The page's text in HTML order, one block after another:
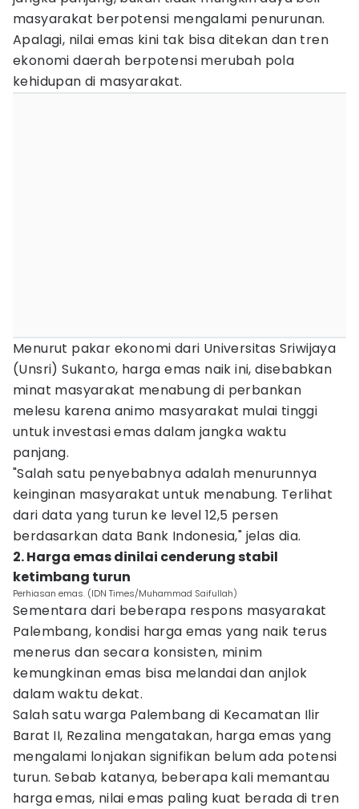
masyarakat berpotensi mengalami penurunan.
Apalagi, nilai emas kini tak bisa ditekan dan tren
ekonomi daerah berpotensi merubah pola
kehidupan di masyarakat.
Menurut pakar ekonomi dari Universitas Sriwijaya
(Unsri) Sukanto, harga emas naik ini, disebabkan
minat masyarakat menabung di perbankan
melesu karena animo masyarakat mulai tinggi
untuk investasi emas dalam jangka waktu
panjang.
"Salah satu penyebabnya adalah menurunnya
keinginan masyarakat untuk menabung. Terlihat
dari data yang turun ke level 12,5 persen
berdasarkan data Bank Indonesia," jelas dia.
2. Harga emas dinilai cenderung stabil
ketimbang turun
Perhiasan emas. (IDN Times/Muhammad Saifullah)
Sementara dari beberapa respons masyarakat
Palembang, kondisi harga emas yang naik terus
menerus dan secara konsisten, minim
kemungkinan emas bisa melandai dan anjlok
dalam waktu dekat.
Salah satu warga Palembang di Kecamatan Ilir
Barat II, Rezalina mengatakan, harga emas yang
mengalami lonjakan signifikan belum ada potensi
turun. Sebab katanya, beberapa kali memantau
harga emas, nilai emas paling kuat berada di tren